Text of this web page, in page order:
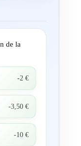
de la
-2 €
-3,50 €
-10 €